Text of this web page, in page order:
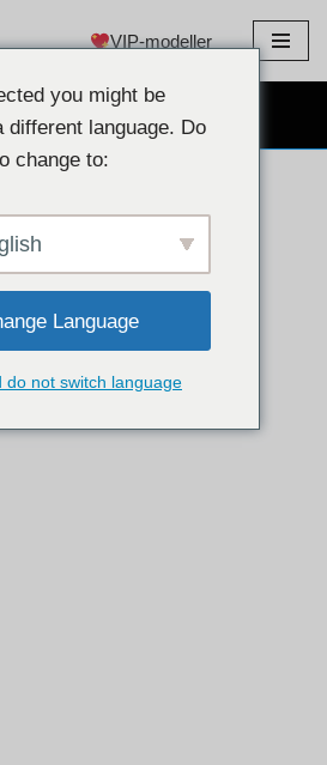
VIP-modeller
you might be
different language. Do
change to:
Language
do not switch language